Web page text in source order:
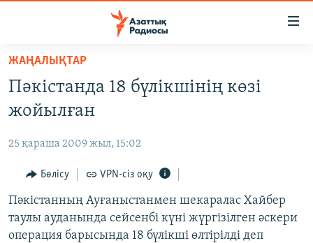
Skip
main
content
to
Navigation
Skip
to
Search
ҚАҢТАР ОҚИҒАСЫ
АДАМ ҚҰҚЫҚТАРЫ
ӘЛЕУМЕТ
ӘЛЕМ
ЖАҢАЛЫҚТАР
Пәкістанда 18 бүлікшінің көзі
жойылған
25 қараша 2009 жыл, 15:02
Бөлісу VPN-сіз оқу
Пәкістанның Ауғаныстанмен шекаралас Хайбер
таулы ауданында сейсенбі күні жүргізілген әскери
операция барысында 18 бүлікші өлтірілді деп